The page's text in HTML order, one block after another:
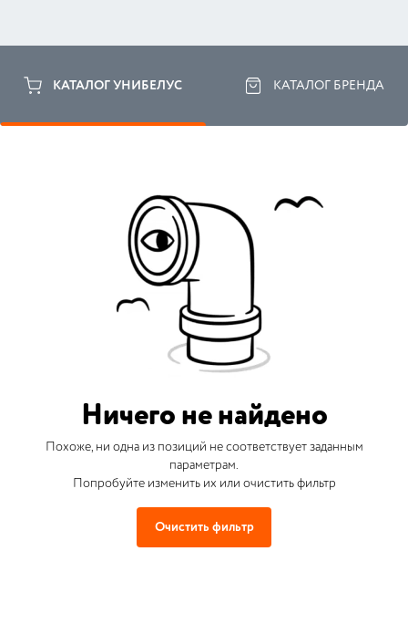
КАТАЛОГ УНИБЕЛУС КАТАЛОГ БРЕНДА
Ничего не найдено
Похоже, ни одна из позиций не соответствует заданным
параметрам.
Попробуйте изменить их или очистить фильтр
Очистить фильтр